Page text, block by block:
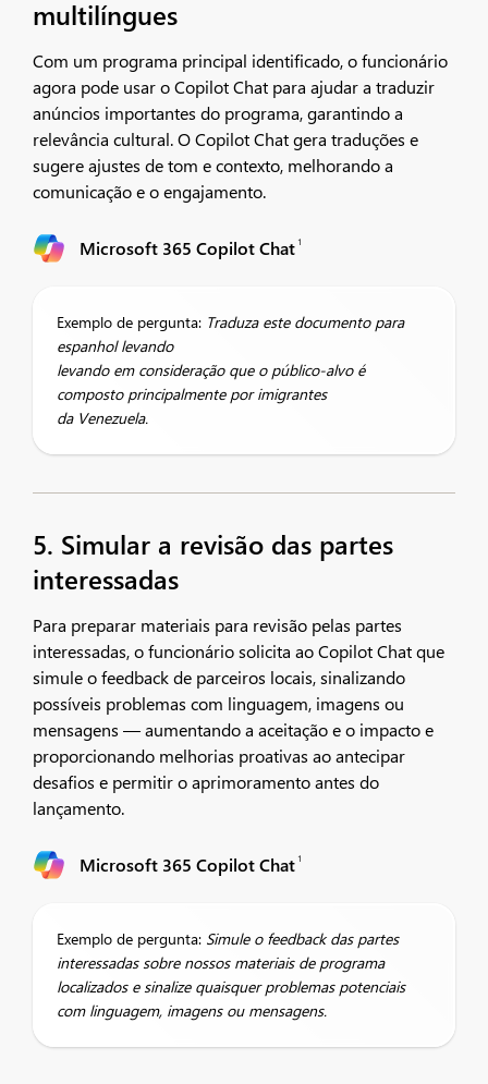
multilíngues
Com um programa principal identificado, o funcionário
agora pode usar o Copilot Chat para ajudar a traduzir
anúncios importantes do programa, garantindo a
relevância cultural. O Copilot Chat gera traduções e
sugere ajustes de tom e contexto, melhorando a
comunicação e o engajamento.
Microsoft 365 Copilot Chat 1
Exemplo de pergunta: Traduza este documento para
espanhol levando
levando em consideração que o público-alvo é
composto principalmente por imigrantes
da Venezuela.
5. Simular a revisão das partes
interessadas
Para preparar materiais para revisão pelas partes
interessadas, o funcionário solicita ao Copilot Chat que
simule o feedback de parceiros locais, sinalizando
possíveis problemas com linguagem, imagens ou
mensagens — aumentando a aceitação e o impacto e
proporcionando melhorias proativas ao antecipar
desafios e permitir o aprimoramento antes do
lançamento.
Microsoft 365 Copilot Chat 1
Exemplo de pergunta: Simule o feedback das partes
interessadas sobre nossos materiais de programa
localizados e sinalize quaisquer problemas potenciais
com linguagem, imagens ou mensagens.